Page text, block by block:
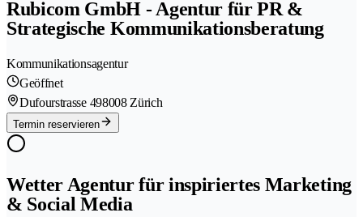
Rubicom GmbH - Agentur für PR &
Strategische Kommunikationsberatung
Kommunikationsagentur
Geöffnet
Dufourstrasse 498008 Zürich
Termin reservieren
Wetter Agentur für inspiriertes Marketing
& Social Media